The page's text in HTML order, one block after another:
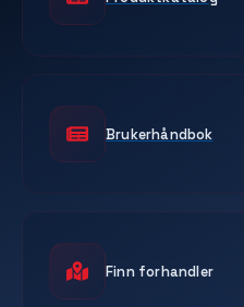
Brukerhåndbok
Finn forhandler